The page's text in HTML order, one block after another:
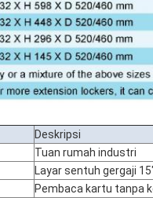
Deskripsi
Tuan rumah industri
Layar sentuh gergaji
Pembaca kartu tanpa